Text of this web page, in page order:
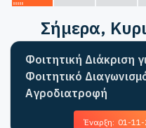
Σήμερα,
Φοιτητική Διάκριση
Φοιτητικό
Αγροδιατροφή
Έναρξη: 01-11-